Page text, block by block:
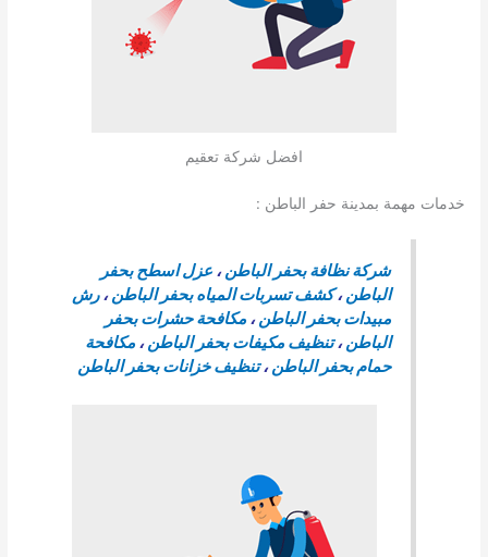
افضل شركة تعقيم
خدمات مهمة بمدينة حفر الباطن :
شركة نظافة بحفر الباطن،عزل اسطح بحفر
الباطن،كشف تسربات المياه بحفر الباطن،رش
مبيدات بحفر الباطن،مكافحة حشرات بحفر
الباطن،تنظيف مكيفات بحفر الباطن،مكافحة
حمام بحفر الباطن،تنظيف خزانات بحفر الباطن